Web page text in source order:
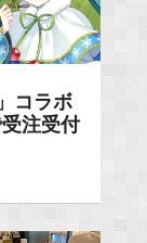
コラボ
注受付